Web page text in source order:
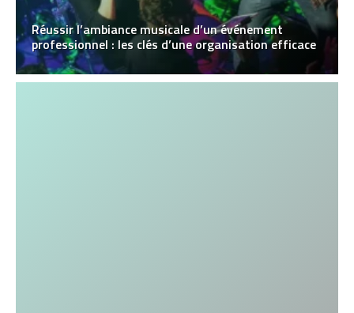
Réussir l’ambiance musicale d’un événement
professionnel : les clés d’une organisation efficace